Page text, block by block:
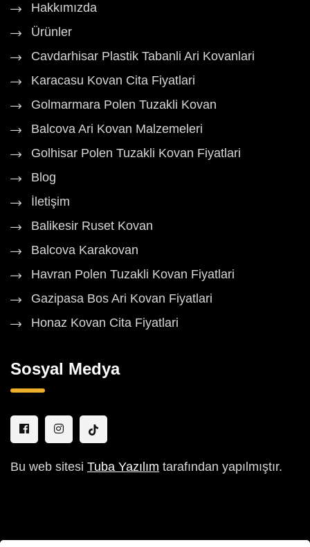
Hakkımızda
Ürünler
Cavdarhisar Plastik Tabanli Ari Kovanlari
Karacasu Kovan Cita Fiyatlari
Golmarmara Polen Tuzakli Kovan
Balcova Ari Kovan Malzemeleri
Golhisar Polen Tuzakli Kovan Fiyatlari
Blog
İletişim
Balikesir Ruset Kovan
Balcova Karakovan
Havran Polen Tuzakli Kovan Fiyatlari
Gazipasa Bos Ari Kovan Fiyatlari
Honaz Kovan Cita Fiyatlari
Sosyal Medya
Bu web sitesi Tuba Yazılım tarafından yapılmıştır.